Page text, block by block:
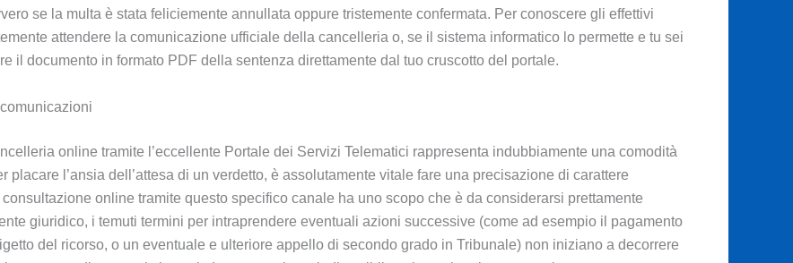
se la multa è stata feliciemente annullata oppure tristemente confermata. Per conoscere gli effettivi
attendere la comunicazione ufficiale della cancelleria o, se il sistema informatico lo permette e tu sei
il documento in formato PDF della sentenza direttamente dal tuo cruscotto del portale.
online tramite l’eccellente Portale dei Servizi Telematici rappresenta indubbiamente una comodità
l’ansia dell’attesa di un verdetto, è assolutamente vitale fare una precisazione di carattere
online tramite questo specifico canale ha uno scopo che è da considerarsi prettamente
giuridico, i temuti termini per intraprendere eventuali azioni successive (come ad esempio il pagamento
del ricorso, o un eventuale e ulteriore appello di secondo grado in Tribunale) non iniziano a decorrere